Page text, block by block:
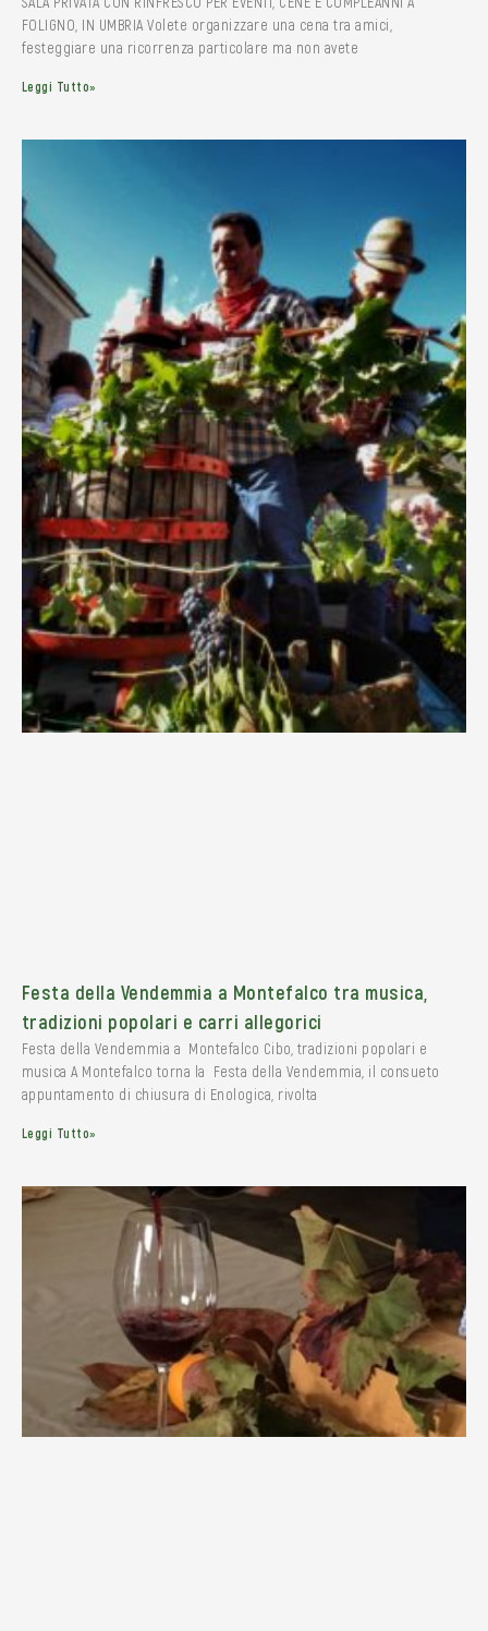
FOLIGNO, IN UMBRIA Volete organizzare una cena tra amici,
festeggiare una ricorrenza particolare ma non avete
Leggi Tutto»
Festa della Vendemmia a Montefalco tra musica,
tradizioni popolari e carri allegorici
Festa della Vendemmia a Montefalco Cibo, tradizioni popolari e
musica A Montefalco torna la Festa della Vendemmia, il consueto
appuntamento di chiusura di Enologica, rivolta
Leggi Tutto»